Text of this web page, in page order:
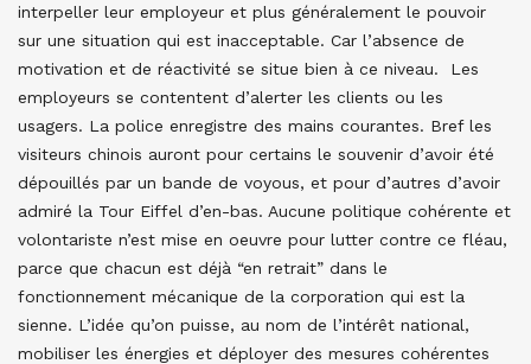
interpeller leur employeur et plus généralement le pouvoir
sur une situation qui est inacceptable. Car l’absence de
motivation et de réactivité se situe bien à ce niveau. Les
employeurs se contentent d’alerter les clients ou les
usagers. La police enregistre des mains courantes. Bref les
visiteurs chinois auront pour certains le souvenir d’avoir été
dépouillés par un bande de voyous, et pour d’autres d’avoir
admiré la Tour Eiffel d’en-bas. Aucune politique cohérente et
volontariste n’est mise en oeuvre pour lutter contre ce fléau,
parce que chacun est déjà “en retrait” dans le
fonctionnement mécanique de la corporation qui est la
sienne. L’idée qu’on puisse, au nom de l’intérêt national,
mobiliser les énergies et déployer des mesures cohérentes